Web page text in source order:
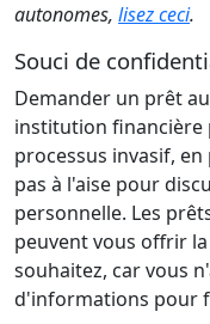
autonomes, lisez ceci.
Souci de
Demander un prêt
institution financière
processus invasif,
pas à l'aise pour
personnelle. Les
peuvent vous offrir
souhaitez, car vous
d'informations pour